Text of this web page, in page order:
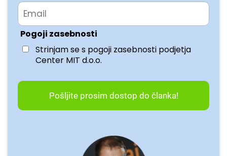
Pogoji zasebnosti
Strinjam se s pogoji zasebnosti podjetja
Center MIT d.o.o.
Pošljite prosim dostop do članka!